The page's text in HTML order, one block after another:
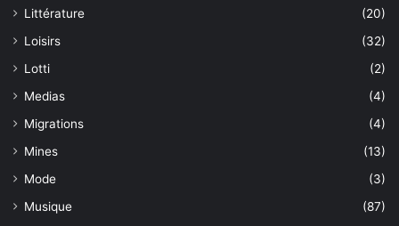
Littérature
(20)
Loisirs
(32)
Lotti
(2)
Medias
(4)
Migrations
(4)
Mines
(13)
Mode
(3)
Musique
(87)